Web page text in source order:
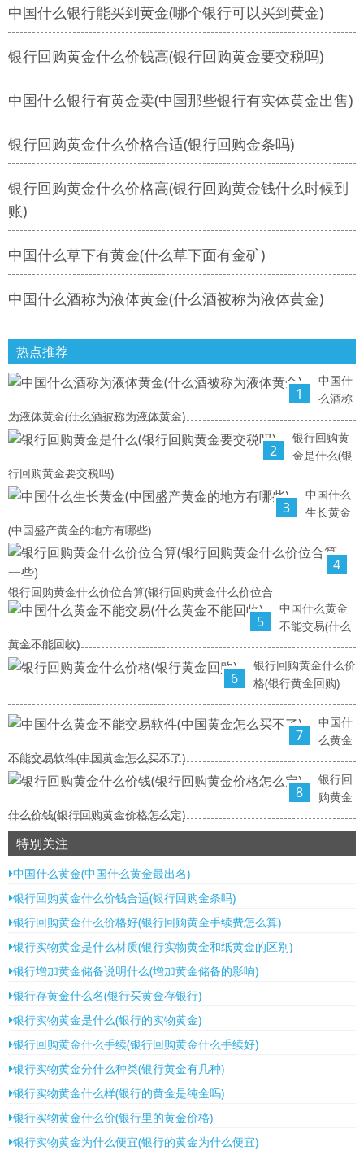
中国什么银行能买到黄金(哪个银行可以买到黄金)
银行回购黄金什么价钱高(银行回购黄金要交税吗)
中国什么银行有黄金卖(中国那些银行有实体黄金出售)
银行回购黄金什么价格合适(银行回购金条吗)
银行回购黄金什么价格高(银行回购黄金钱什么时候到
账)
中国什么草下有黄金(什么草下面有金矿)
中国什么酒称为液体黄金(什么酒被称为液体黄金)
热点推荐
1
中国什
么酒称
为液体黄金(什么酒被称为液体黄金)
2
银行回购黄
金是什么(银
行回购黄金要交税吗)
3
中国什么
生长黄金
(中国盛产黄金的地方有哪些)
4
银行回购黄金什么价位合算(银行回购黄金什么价位合
5
中国什么黄金
不能交易(什么
黄金不能回收)
6
银行回购黄金什么价
格(银行黄金回购)
7
中国什
么黄金
不能交易软件(中国黄金怎么买不了)
8
银行回
购黄金
什么价钱(银行回购黄金价格怎么定)
特别关注
中国什么黄金(中国什么黄金最出名)
银行回购黄金什么价钱合适(银行回购金条吗)
银行回购黄金什么价格好(银行回购黄金手续费怎么算)
银行实物黄金是什么材质(银行实物黄金和纸黄金的区别)
银行增加黄金储备说明什么(增加黄金储备的影响)
银行存黄金什么名(银行买黄金存银行)
银行实物黄金是什么(银行的实物黄金)
银行回购黄金什么手续(银行回购黄金什么手续好)
银行实物黄金分什么种类(银行黄金有几种)
银行实物黄金什么样(银行的黄金是纯金吗)
银行实物黄金什么价(银行里的黄金价格)
银行实物黄金为什么便宜(银行的黄金为什么便宜)